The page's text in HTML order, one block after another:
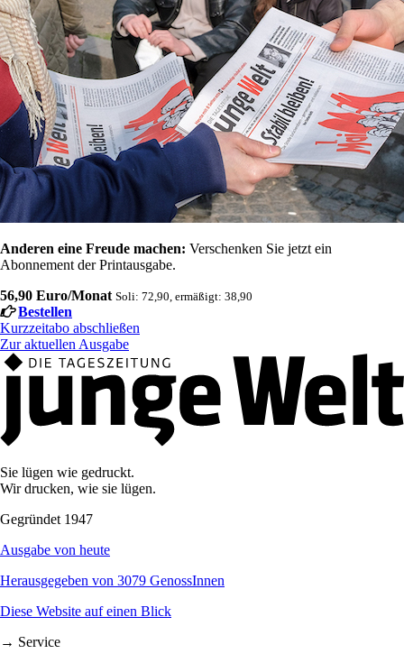
Anderen eine Freude machen: Verschenken Sie jetzt ein
Abonnement der Printausgabe.
56,90 Euro/Monat Soli: 72,90, ermäßigt: 38,90
Bestellen
Kurzzeitabo abschließen
Zur aktuellen Ausgabe
Sie lügen wie gedruckt.
Wir drucken, wie sie lügen.
Gegründet 1947
Ausgabe von heute
Herausgegeben von 3079 GenossInnen
Diese Website auf einen Blick
→ Service